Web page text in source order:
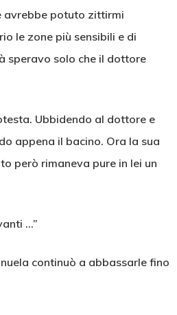
avrebbe potuto zittirmi
le zone più sensibili e di
speravo solo che il dottore
Ubbidendo al dottore e
appena il bacino. Ora la sua
però rimaneva pure in lei un
…”
continuò a abbassarle fino